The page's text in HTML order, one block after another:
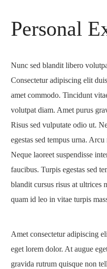
Personal
Nunc sed blandit libero
Consectetur adipiscing elit
amet commodo. Tincidunt
volutpat diam. Amet purus
Risus sed vulputate odio ut.
egestas sed tempus urna.
Neque laoreet suspendisse
faucibus. Turpis egestas sed
blandit cursus risus at ultrices
quam id leo in vitae turpis
Amet consectetur adipiscing
eget lorem dolor. At augue
gravida rutrum quisque non